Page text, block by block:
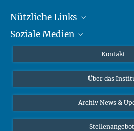
Prof. Dr. Dr. h.c. Steven
Sekretariat Prof. Vertovec
Marina Adomeit
+49 (551) 4956 - 126
Nützliche Links
MMG Alumni Corner
Interviews zum Thema
Soziale Medien
Kontakt
Über das
Archiv News &